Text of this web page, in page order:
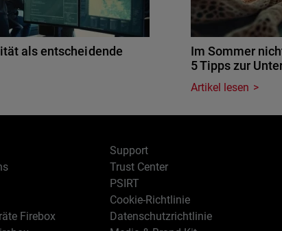
als entscheidende
Im Sommer
5 Tipps zur
Artikel lesen
Firebox
Support
Trust Center
PSIRT
Cookie-Richtlinie
Datenschutzrichtlinie